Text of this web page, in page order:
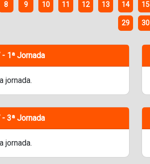
8 9 10 11 12 13 14 15
29 30
1ª Jornada
jornada.
3ª Jornada
jornada.